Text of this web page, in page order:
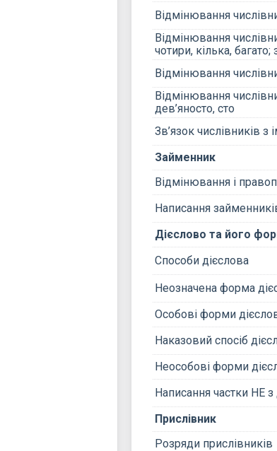
Відмінювання
Відмінювання
чотири, кілька, багато;
Відмінювання
Відмінювання
дев’яносто, сто
Зв’язок числівників з
Займенник
Відмінювання і
Написання
Дієслово та його
Способи дієслова
Неозначена форма
Особові форми
Наказовий спосіб
Неособові форми
Написання частки НЕ
Прислівник
Розряди прислівників